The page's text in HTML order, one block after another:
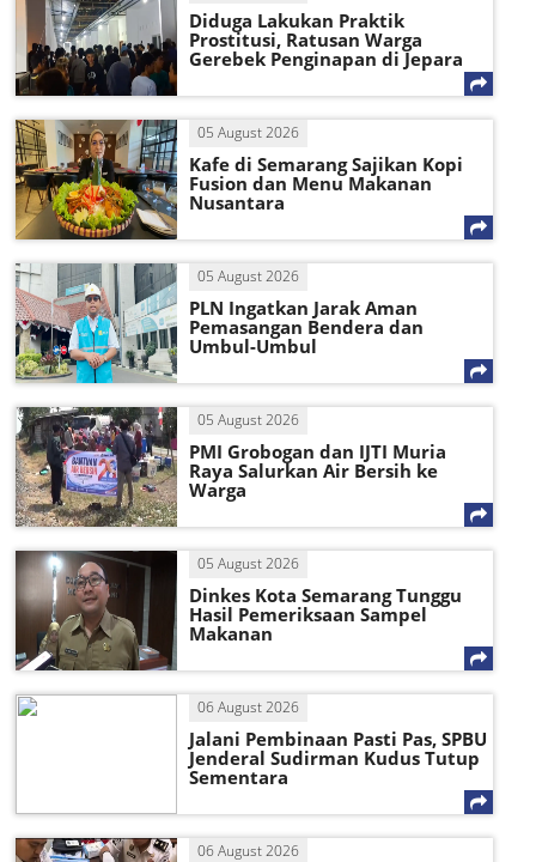
Diduga Lakukan Praktik
Prostitusi, Ratusan Warga
Gerebek Penginapan di Jepara
05 August 2026
Kafe di Semarang Sajikan Kopi
Fusion dan Menu Makanan
Nusantara
05 August 2026
PLN Ingatkan Jarak Aman
Pemasangan Bendera dan
Umbul-Umbul
05 August 2026
PMI Grobogan dan IJTI Muria
Raya Salurkan Air Bersih ke
Warga
05 August 2026
Dinkes Kota Semarang Tunggu
Hasil Pemeriksaan Sampel
Makanan
06 August 2026
Jalani Pembinaan Pasti Pas, SPBU
Jenderal Sudirman Kudus Tutup
Sementara
06 August 2026